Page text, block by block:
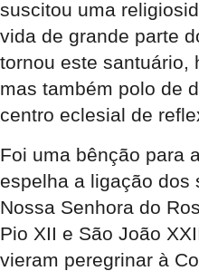
suscitou uma
vida de grande parte
tornou este santuário,
mas também polo de
centro eclesial de
Foi uma bênção para
espelha a ligação dos
Nossa Senhora do
Pio XII e São João
vieram peregrinar à